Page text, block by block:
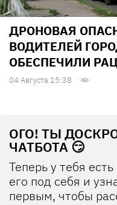
ДРОНОВАЯ
ВОДИТЕЛЕЙ
ОБЕСПЕЧИЛИ
04 Августа 15:38
ОГО! ТЫ
ЧАТБОТА 😏
Теперь у тебя
его под себя и
первым, чтобы